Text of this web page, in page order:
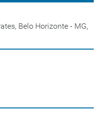
Belo Horizonte - MG,